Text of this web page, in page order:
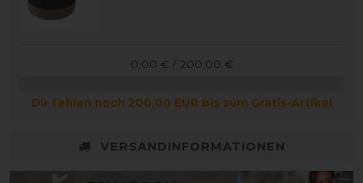
0,00 € / 200,00 €
Dir fehlen noch 200,00 EUR bis zum Gratis-Artikel
VERSANDINFORMATIONEN